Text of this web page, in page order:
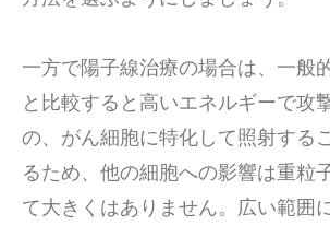
一方で陽子線治療の場合は、一般
と比較すると高いエネルギーで攻
の、がん細胞に特化して照射する
るため、他の細胞への影響は重粒
て大きくはありません。広い範囲